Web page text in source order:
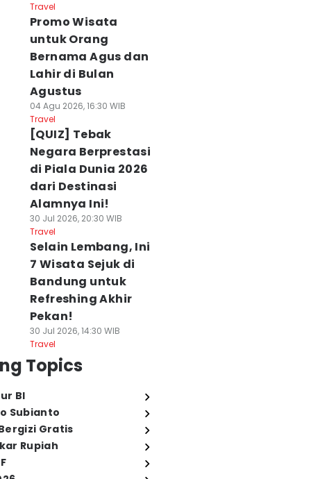
Travel
Promo Wisata
untuk Orang
Bernama Agus dan
Lahir di Bulan
Agustus
04 Agu 2026, 16:30 WIB
Travel
[QUIZ] Tebak
Negara Berprestasi
di Piala Dunia 2026
dari Destinasi
Alamnya Ini!
30 Jul 2026, 20:30 WIB
Travel
Selain Lembang, Ini
7 Wisata Sejuk di
Bandung untuk
Refreshing Akhir
Pekan!
30 Jul 2026, 14:30 WIB
Travel
Topics
BI
Subianto
Gratis
Rupiah